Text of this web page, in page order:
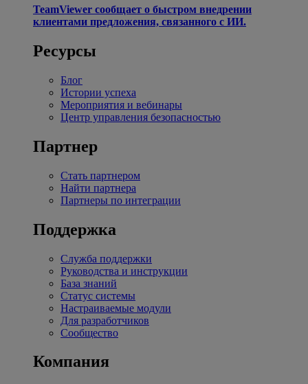
TeamViewer сообщает о быстром внедрении
клиентами предложения, связанного с ИИ.
Ресурсы
Блог
Истории успеха
Мероприятия и вебинары
Центр управления безопасностью
Партнер
Стать партнером
Найти партнера
Партнеры по интеграции
Поддержка
Служба поддержки
Руководства и инструкции
База знаний
Статус системы
Настраиваемые модули
Для разработчиков
Сообщество
Компания